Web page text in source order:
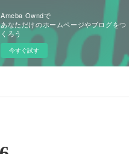
Ameba Owndで
あなただけのホームページやブログをつ
くろう
今すぐ試す